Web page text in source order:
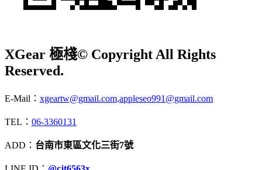
XGear 極棧© Copyright All Rights
Reserved.
E-Mail： xgeartw@gmail.com,appleseo991@gmail.com
TEL： 06-3360131
ADD： 台南市東區文化三街7號